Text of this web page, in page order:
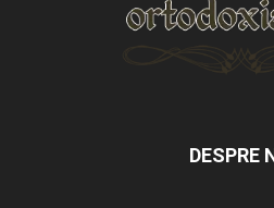
DESPRE